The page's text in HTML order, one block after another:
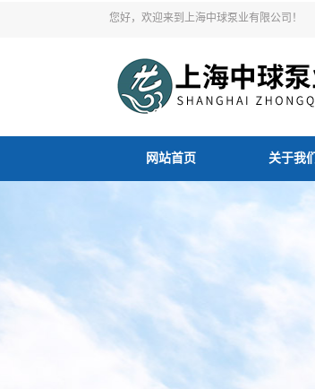
您好，欢迎来到上海中球泵业有限公司！
网站首页 关于我们